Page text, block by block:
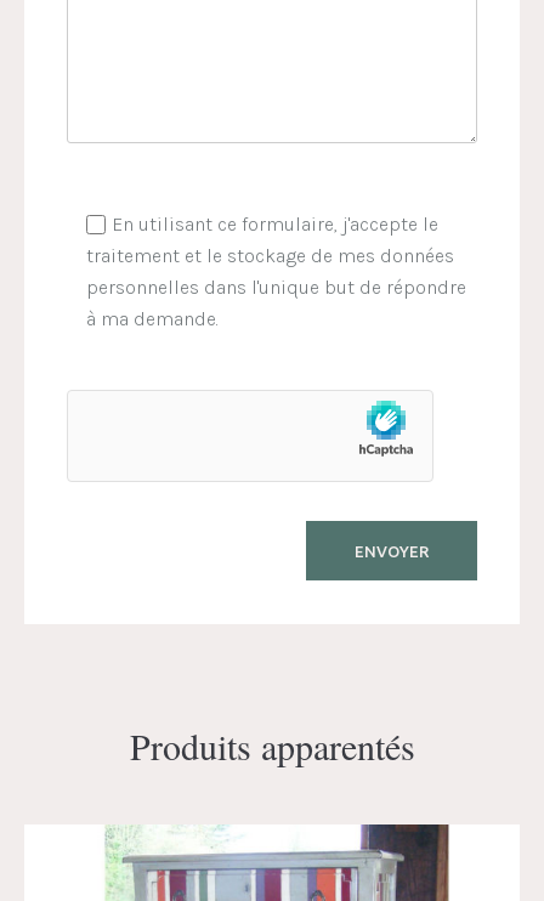
En utilisant ce formulaire, j'accepte le
traitement et le stockage de mes données
personnelles dans l'unique but de répondre
à ma demande.
Produits apparentés